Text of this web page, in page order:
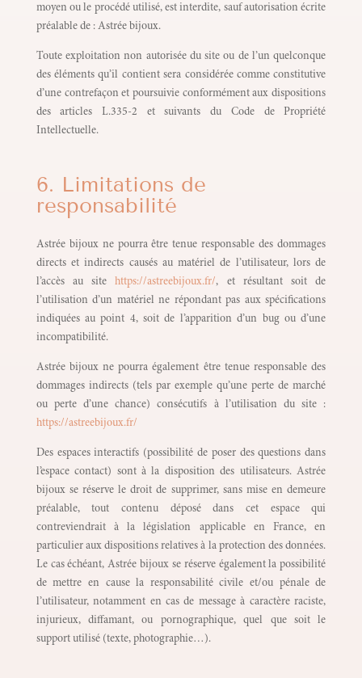
moyen ou le procédé utilisé, est interdite, sauf autorisation écrite
préalable de : Astrée bijoux.
Toute exploitation non autorisée du site ou de l’un quelconque
des éléments qu’il contient sera considérée comme constitutive
d’une contrefaçon et poursuivie conformément aux dispositions
des articles L.335-2 et suivants du Code de Propriété
Intellectuelle.
6. Limitations de
responsabilité
Astrée bijoux ne pourra être tenue responsable des dommages
directs et indirects causés au matériel de l’utilisateur, lors de
l’accès au sitehttps://astreebijoux.fr/, et résultant soit de
l’utilisation d’un matériel ne répondant pas aux spécifications
indiquées au point 4, soit de l’apparition d’un bug ou d’une
incompatibilité.
Astrée bijoux ne pourra également être tenue responsable des
dommages indirects (tels par exemple qu’une perte de marché
ou perte d’une chance) consécutifs à l’utilisation du site :
https://astreebijoux.fr/
Des espaces interactifs (possibilité de poser des questions dans
l’espace contact) sont à la disposition des utilisateurs. Astrée
bijoux se réserve le droit de supprimer, sans mise en demeure
préalable, tout contenu déposé dans cet espace qui
contreviendrait à la législation applicable en France, en
particulier aux dispositions relatives à la protection des données.
Le cas échéant, Astrée bijoux se réserve également la possibilité
de mettre en cause la responsabilité civile et/ou pénale de
l’utilisateur, notamment en cas de message à caractère raciste,
injurieux, diffamant, ou pornographique, quel que soit le
support utilisé (texte, photographie…).